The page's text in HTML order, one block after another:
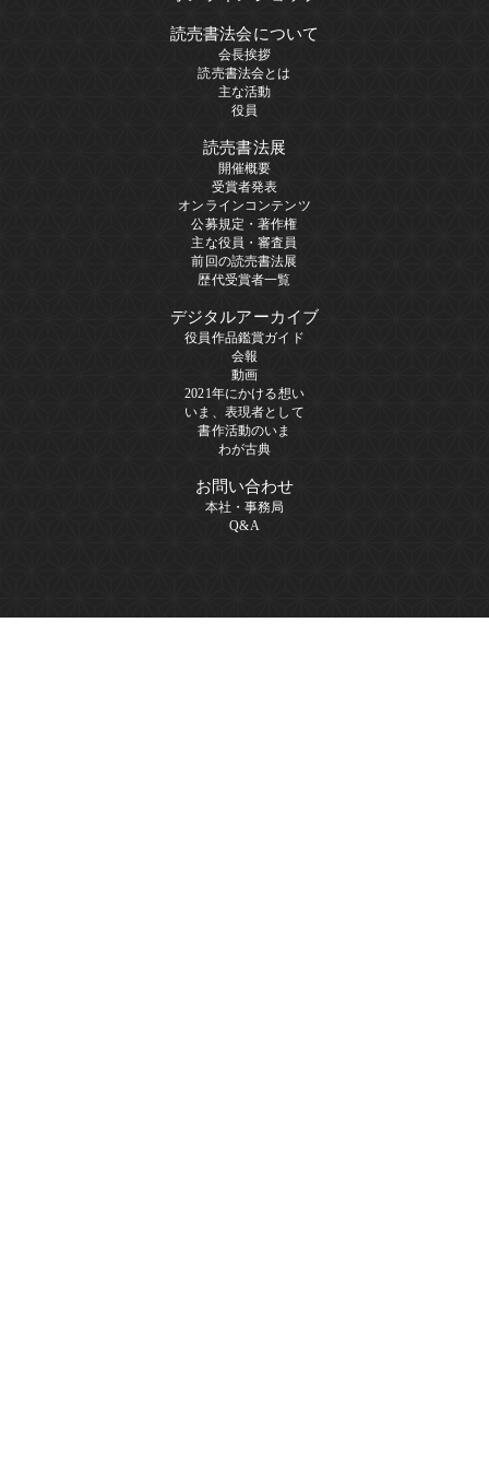
読売書法会について
会長挨拶
読売書法会とは
主な活動
役員
読売書法展
開催概要
受賞者発表
オンラインコンテンツ
公募規定・著作権
主な役員・審査員
前回の読売書法展
歴代受賞者一覧
デジタルアーカイブ
役員作品鑑賞ガイド
会報
動画
2021年にかける想い
いま、表現者として
書作活動のいま
わが古典
お問い合わせ
本社・事務局
Q&A